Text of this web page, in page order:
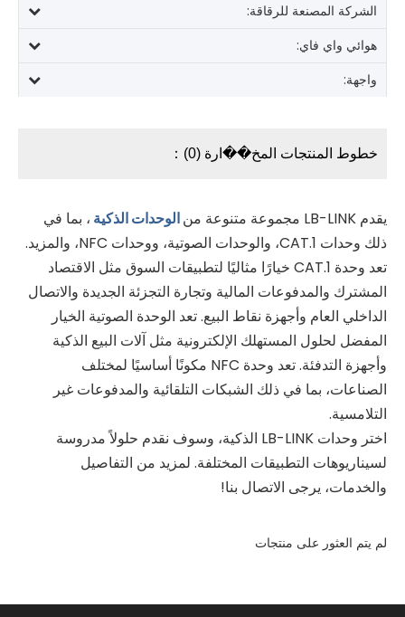
الشركة المصنعة للرقاقة:
هوائي واي فاي:
واجهة:
خطوط المنتجات المخ��ارة (0)：
يقدم LB-LINK مجموعة متنوعة من الوحدات الذكية ، بما في
ذلك وحدات CAT.1، والوحدات الصوتية، ووحدات NFC، والمزيد.
تعد وحدة CAT.1 خيارًا مثاليًا لتطبيقات السوق مثل الاقتصاد
المشترك والمدفوعات المالية وتجارة التجزئة الجديدة والاتصال
الداخلي العام وأجهزة نقاط البيع. تعد الوحدة الصوتية الخيار
المفضل لحلول المستهلك الإلكترونية مثل آلات البيع الذكية
وأجهزة التدفئة. تعد وحدة NFC مكونًا أساسيًا لمختلف
الصناعات، بما في ذلك الشبكات التلقائية والمدفوعات غير
التلامسية.
اختر وحدات LB-LINK الذكية، وسوف نقدم حلولاً مدروسة
لسيناريوهات التطبيقات المختلفة. لمزيد من التفاصيل
والخدمات، يرجى الاتصال بنا!
لم يتم العثور على منتجات